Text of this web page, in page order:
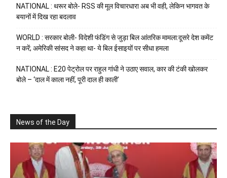
NATIONAL : थरूर बोले- RSS की मूल विचारधारा अब भी वही, लेकिन भागवत के
बयानों में दिख रहा बदलाव
WORLD : सरकार बोली- विदेशी फंडिंग से जुड़ा बिल आंतरिक मामला:दूसरे देश कमेंट
न करें; अमेरिकी सांसद ने कहा था- ये बिल ईसाइयों पर सीधा हमला
NATIONAL : E20 पेट्रोल पर राहुल गांधी ने उठाए सवाल, कार की टंकी खोलकर
बोले – ‘दाल में काला नहीं, पूरी दाल ही काली’
News of the Day